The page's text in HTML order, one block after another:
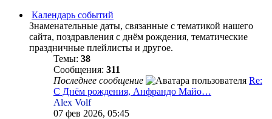
Календарь событий
Знаменательные даты, связанные с тематикой нашего
сайта, поздравления c днём рождения, тематические
праздничные плейлисты и другое.
Темы: 38
Сообщения: 311
Последнее сообщение
Re:
С Днём рождения, Анфрандо Майо…
Alex Volf
07 фев 2026, 05:45